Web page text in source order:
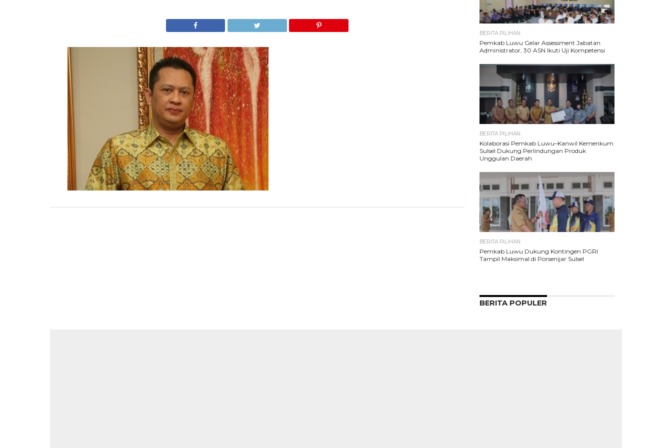
BERITA PILIHAN
Pemkab Luwu Gelar Assessment Jabatan
Administrator, 30 ASN Ikuti Uji Kompetensi
BERITA PILIHAN
Kolaborasi Pemkab Luwu–Kanwil Kemenkum
Sulsel Dukung Perlindungan Produk
Unggulan Daerah
BERITA PILIHAN
Pemkab Luwu Dukung Kontingen PGRI
Tampil Maksimal di Porsenijar Sulsel
BERITA POPULER